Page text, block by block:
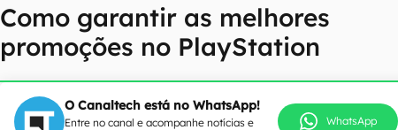
Como garantir as melhores
promoções no PlayStation
O Canaltech está no WhatsApp!
Entre no canal e acompanhe notícias e
WhatsApp